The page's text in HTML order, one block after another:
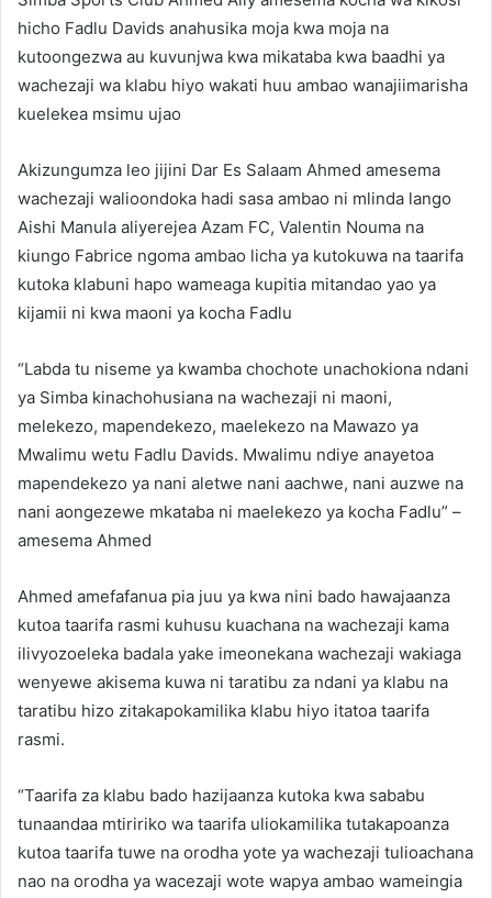
hicho Fadlu Davids anahusika moja kwa moja na
kutoongezwa au kuvunjwa kwa mikataba kwa baadhi ya
wachezaji wa klabu hiyo wakati huu ambao wanajiimarisha
kuelekea msimu ujao
Akizungumza leo jijini Dar Es Salaam Ahmed amesema
wachezaji walioondoka hadi sasa ambao ni mlinda lango
Aishi Manula aliyerejea Azam FC, Valentin Nouma na
kiungo Fabrice ngoma ambao licha ya kutokuwa na taarifa
kutoka klabuni hapo wameaga kupitia mitandao yao ya
kijamii ni kwa maoni ya kocha Fadlu
“Labda tu niseme ya kwamba chochote unachokiona ndani
ya Simba kinachohusiana na wachezaji ni maoni,
melekezo, mapendekezo, maelekezo na Mawazo ya
Mwalimu wetu Fadlu Davids. Mwalimu ndiye anayetoa
mapendekezo ya nani aletwe nani aachwe, nani auzwe na
nani aongezewe mkataba ni maelekezo ya kocha Fadlu” –
amesema Ahmed
Ahmed amefafanua pia juu ya kwa nini bado hawajaanza
kutoa taarifa rasmi kuhusu kuachana na wachezaji kama
ilivyozoeleka badala yake imeonekana wachezaji wakiaga
wenyewe akisema kuwa ni taratibu za ndani ya klabu na
taratibu hizo zitakapokamilika klabu hiyo itatoa taarifa
rasmi.
“Taarifa za klabu bado hazijaanza kutoka kwa sababu
tunaandaa mtiririko wa taarifa uliokamilika tutakapoanza
kutoa taarifa tuwe na orodha yote ya wachezaji tulioachana
nao na orodha ya wacezaji wote wapya ambao wameingia